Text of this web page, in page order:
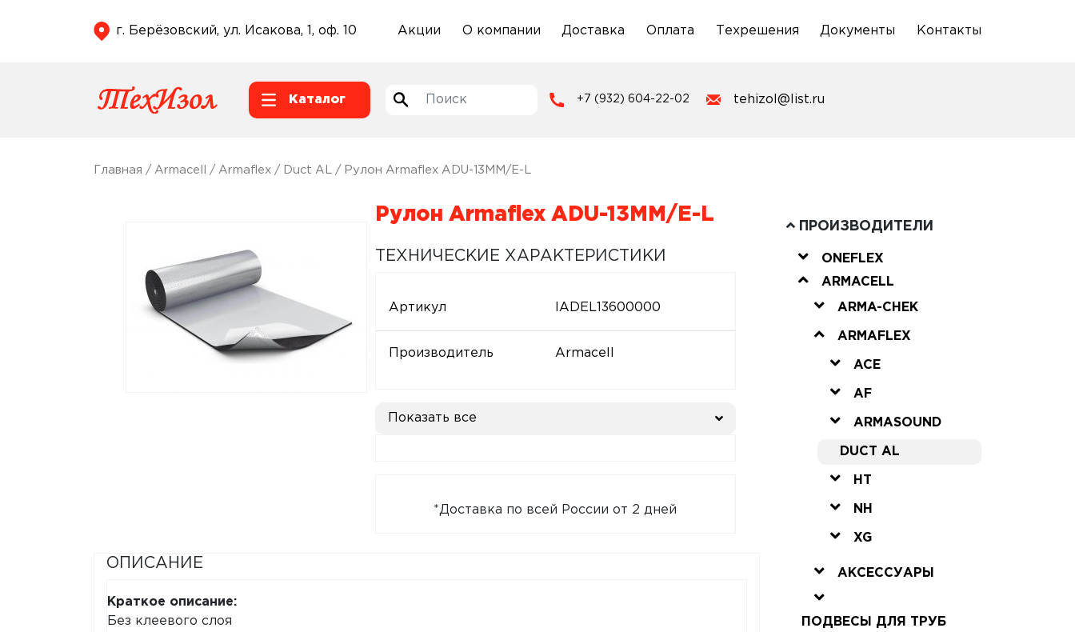
г. Берёзовский, ул. Исакова, 1, оф. 10 Акции О компании Доставка Оплата Техрешения Документы Контакты
Каталог +7 (932) 604-22-02 tehizol@list.ru
Главная / Armacell / Armaflex / Duct AL / Рулон Armaflex ADU-13MM/E-L
Рулон Armaflex ADU-13MM/E-L
ТЕХНИЧЕСКИЕ ХАРАКТЕРИСТИКИ
Артикул IADEL13600000
Производитель Armacell
Показать все
*Доставка по всей России от 2 дней
ОПИСАНИЕ
Краткое описание:
Без клеевого слоя
ПРОИЗВОДИТЕЛИ
ONEFLEX
ARMACELL
ARMA-CHEK
ARMAFLEX
ACE
AF
ARMASOUND
DUCT AL
HT
NH
XG
АКСЕССУАРЫ
ПОДВЕСЫ ДЛЯ ТРУБ